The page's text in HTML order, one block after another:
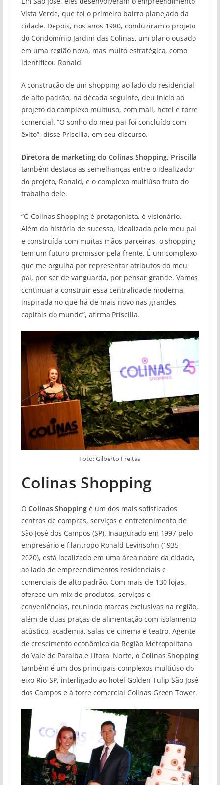
Vista Verde, que foi o primeiro bairro planejado da
cidade. Depois, nos anos 1980, conduziram o projeto
do Condomínio Jardim das Colinas, um plano ousado
em uma região nova, mas muito estratégica, como
identificou Ronald.
A construção de um shopping ao lado do residencial
de alto padrão, na década seguinte, deu início ao
projeto do complexo multiúso, com mall, hotel e torre
comercial. “O sonho do meu pai foi concluído com
êxito”, disse Priscilla, em seu discurso.
Diretora de marketing do Colinas Shopping, Priscilla
também destaca as semelhanças entre o idealizador
do projeto, Ronald, e o complexo multiúso fruto do
trabalho dele.
“O Colinas Shopping é protagonista, é visionário.
Além da história de sucesso, idealizada pelo meu pai
e construída com muitas mãos parceiras, o shopping
tem um futuro promissor pela frente. É um complexo
que me orgulha por representar atributos do meu
pai, por ser de vanguarda, por pensar grande. Vamos
continuar a construir essa centralidade moderna,
inspirada no que há de mais novo nas grandes
capitais do mundo”, afirma Priscilla.
Foto: Gilberto Freitas
Colinas Shopping
O Colinas Shoppingé um dos mais sofisticados
centros de compras, serviços e entretenimento de
São José dos Campos (SP). Inaugurado em 1997 pelo
empresário e filantropo Ronald Levinsohn (1935-
2020), está localizado em uma área nobre da cidade,
ao lado de empreendimentos residenciais e
comerciais de alto padrão. Com mais de 130 lojas,
oferece um mix de produtos, serviços e
conveniências, reunindo marcas exclusivas na região,
além de duas praças de alimentação com isolamento
acústico, academia, salas de cinema e teatro. Agente
de crescimento econômico da Região Metropolitana
do Vale do Paraíba e Litoral Norte, o Colinas Shopping
também é um dos principais complexos multiúso do
eixo Rio-SP, interligado ao hotel Golden Tulip São José
dos Campos e à torre comercial Colinas Green Tower.